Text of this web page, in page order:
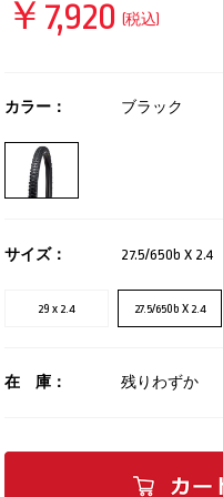
￥7,920 (税込)
カラー： ブラック
サイズ： 27.5/650b X 2.4
29 x 2.4 27.5/650b X 2.4
在 庫： 残りわずか